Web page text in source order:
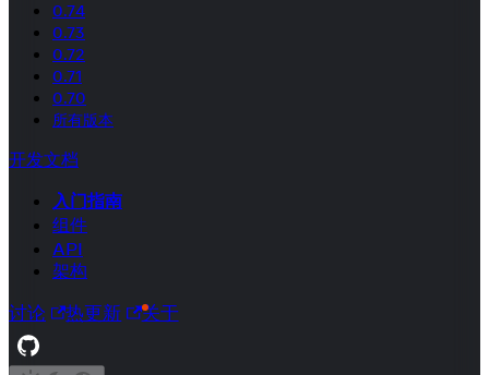
0.74
0.73
0.72
0.71
0.70
所有版本
开发文档
入门指南
组件
API
架构
讨论 热更新 关于